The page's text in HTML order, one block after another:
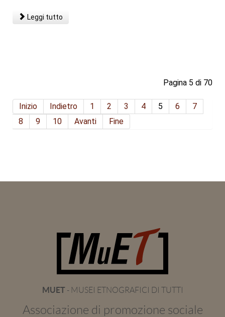
Leggi tutto
Pagina 5 di 70
Inizio Indietro 1 2 3 4 5 6
7
8
9 10 Avanti Fine
MUET - MUSEI ETNOGRAFICI DI TUTTI
Associazione di promozione sociale